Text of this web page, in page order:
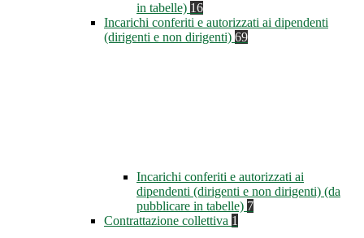
in tabelle) 16
Incarichi conferiti e autorizzati ai dipendenti
(dirigenti e non dirigenti) 69
Incarichi conferiti e autorizzati ai
dipendenti (dirigenti e non dirigenti) (da
pubblicare in tabelle) 7
Contrattazione collettiva 1